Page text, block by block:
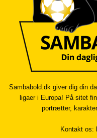
Sambabold.dk giver dig din
ligaer i Europa! På sitet
portrætter,
Kontakt os: